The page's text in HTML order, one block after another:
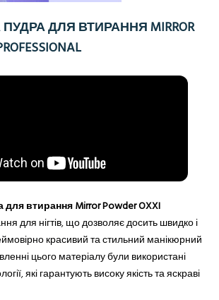
ДЛЯ ВТИРАННЯ MIRROR
втирання Mirror Powder OXXI
для нігтів, що дозволяє досить швидко і
красивий та стильний манікюрний
цього матеріалу були використані
які гарантують високу якість та яскраві